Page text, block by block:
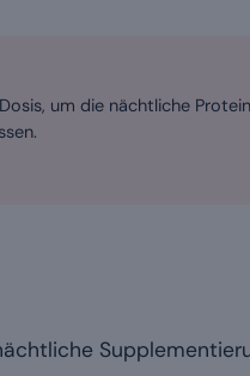
um die nächtliche